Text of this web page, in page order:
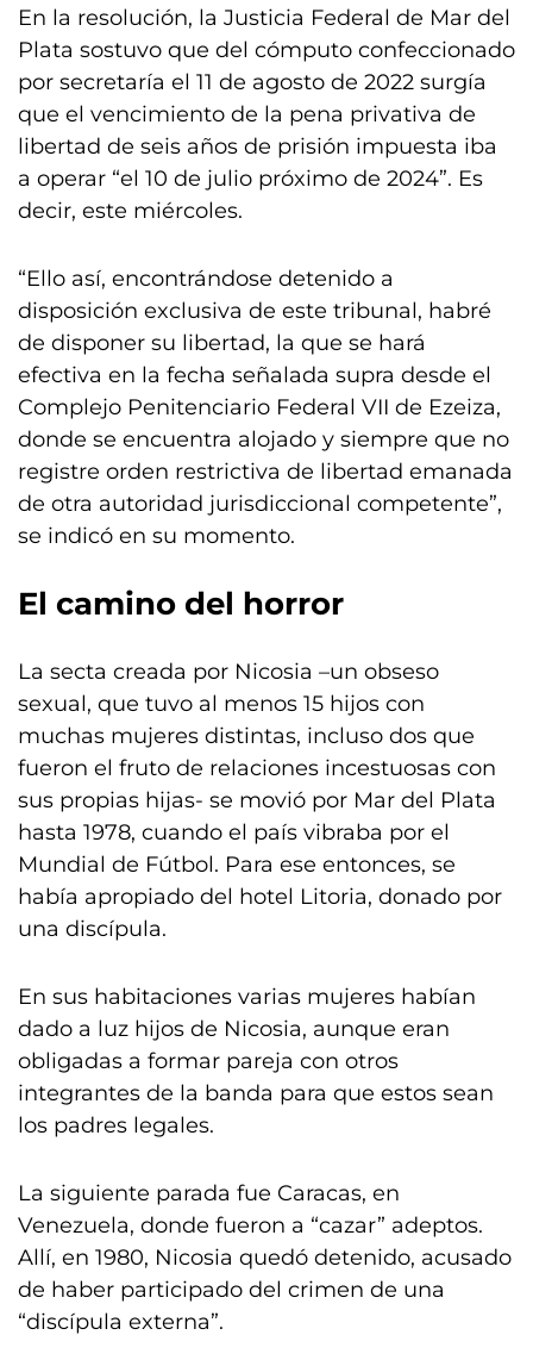
En la resolución, la Justicia Federal de Mar del
Plata sostuvo que del cómputo confeccionado
por secretaría el 11 de agosto de 2022 surgía
que el vencimiento de la pena privativa de
libertad de seis años de prisión impuesta iba
a operar “el 10 de julio próximo de 2024”. Es
decir, este miércoles.
“Ello así, encontrándose detenido a
disposición exclusiva de este tribunal, habré
de disponer su libertad, la que se hará
efectiva en la fecha señalada supra desde el
Complejo Penitenciario Federal VII de Ezeiza,
donde se encuentra alojado y siempre que no
registre orden restrictiva de libertad emanada
de otra autoridad jurisdiccional competente”,
se indicó en su momento.
El camino del horror
La secta creada por Nicosia –un obseso
sexual, que tuvo al menos 15 hijos con
muchas mujeres distintas, incluso dos que
fueron el fruto de relaciones incestuosas con
sus propias hijas- se movió por Mar del Plata
hasta 1978, cuando el país vibraba por el
Mundial de Fútbol. Para ese entonces, se
había apropiado del hotel Litoria, donado por
una discípula.
En sus habitaciones varias mujeres habían
dado a luz hijos de Nicosia, aunque eran
obligadas a formar pareja con otros
integrantes de la banda para que estos sean
los padres legales.
La siguiente parada fue Caracas, en
Venezuela, donde fueron a “cazar” adeptos.
Allí, en 1980, Nicosia quedó detenido, acusado
de haber participado del crimen de una
“discípula externa”.